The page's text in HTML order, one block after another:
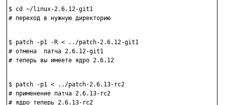
$ cd ~/linux-2.6.12-git1
# переход в нужную директорию
$ patch -p1 -R < ../patch-2.6.12-git1
# отмена  патча 2.6.12-git1
# теперь вы имеете ядро 2.6.12
$ patch -p1 < ../patch-2.6.13-rc2
# применение патча 2.6.13-rc2
# ядро теперь 2.6.13-rc2